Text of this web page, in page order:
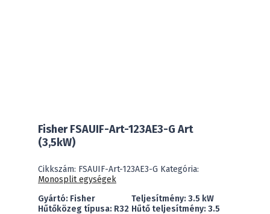
Fisher FSAUIF-Art-123AE3-G Art
(3,5kW)
Cikkszám: FSAUIF-Art-123AE3-G Kategória:
Monosplit egységek
Gyártó: Fisher
Hűtőközeg típusa: R32
Teljesítmény: 3.5 kW
Hűtő teljesítmény: 3.5